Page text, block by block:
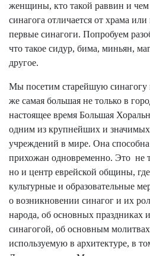
женщины, кто такой раввин и чем
синагога отличается от храма
первые синагоги. Попробуем
что такое сидур, бима, миньян,
другое.
Мы посетим старейшую синагогу
же самая большая не только в
настоящее время Большая
одним из крупнейших и
учреждений в мире. Она
прихожан одновременно. Это не
но и центр еврейской общины,
культурные и образовательные
о возникновении синагог и их
народа, об основных праздниках
синагогой, об основным
используемую в архитектуре, в